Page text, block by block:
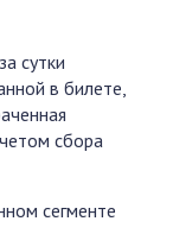
сутки
в билете,
сбора
сегменте